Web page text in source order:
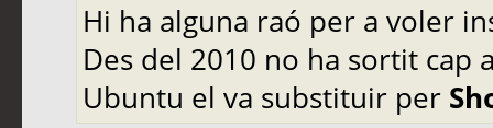
Hi ha alguna raó per a voler
Des del 2010 no ha sortit cap
Ubuntu el va substituir per